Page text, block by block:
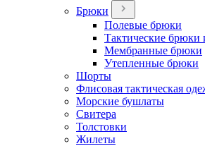
Брюки
Полевые брюки
Тактические
Мембранные брюки
Утепленные брюки
Шорты
Флисовая тактическая
Морские бушлаты
Свитера
Толстовки
Жилеты